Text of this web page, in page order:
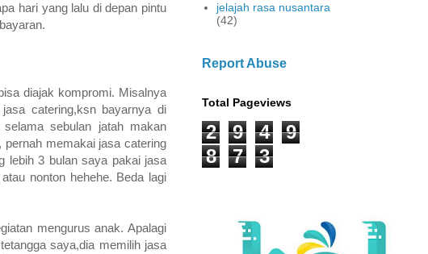
hari yang lalu di depan pintu
diajak kompromi. Misalnya
catering,ksn bayarnya di
sebulan jatah makan
memakai jasa catering
lebih 3 bulan saya pakai jasa
nonton hehehe. Beda lagi
mengurus anak. Apalagi
saya,dia memilih jasa
jelajah rasa nusantara
(42)
Report Abuse
Total Pageviews
2 9 4
9
8
7 3